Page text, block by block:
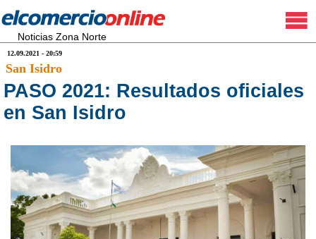
Noticias Zona Norte
12.09.2021 - 20:59
San Isidro
PASO 2021: Resultados oficiales
en San Isidro